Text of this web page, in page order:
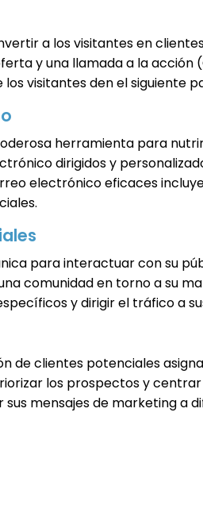
a los visitantes en
y una llamada a la
visitantes den el siguiente
herramienta para
dirigidos y
electrónico eficaces
para interactuar con su
comunidad en torno a su
y dirigir el tráfico a
de clientes potenciales
los prospectos y
mensajes de marketing a